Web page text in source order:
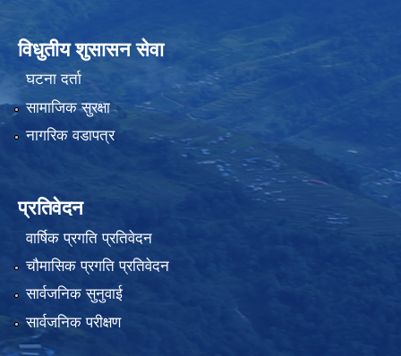
विधुतीय शुसासन सेवा
घटना दर्ता
सामाजिक सुरक्षा
नागरिक वडापत्र
प्रतिवेदन
वार्षिक प्रगति प्रतिवेदन
चौमासिक प्रगति प्रतिवेदन
सार्वजनिक सुनुवाई
सार्वजनिक परीक्षण